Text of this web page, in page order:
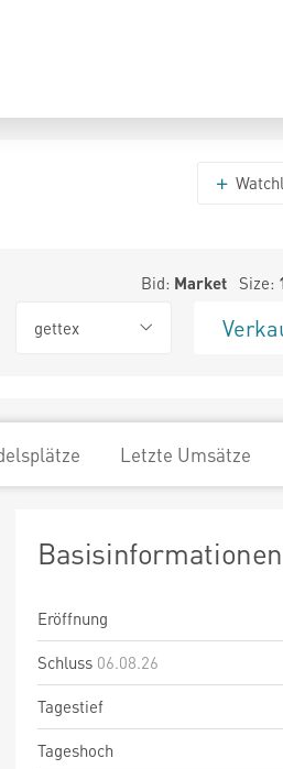
Bid: Market Size:
gettex
Letzte Umsätze
Basisinformationen
Eröffnung
Schluss 06.08.26
Tagestief
Tageshoch